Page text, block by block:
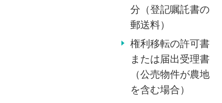
分（登記嘱託書の
郵送料）
権利移転の許可書
または届出受理書
（公売物件が農地
を含む場合）